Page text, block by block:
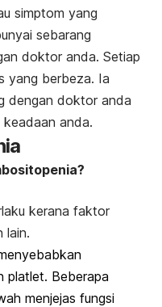
simptom yang
sebarang
doktor anda. Setiap
yang berbeza. Ia
dengan doktor anda
anda.
kerana faktor
lain.
platlet. Beberapa
menjejas fungsi